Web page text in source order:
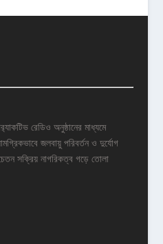
রেডিও অনুষ্ঠানের মাধ্যমে
জলবায়ু পরিবর্তন ও দুর্যোগ
সক্রিয় নাগরিকত্ব গড়ে তোলা